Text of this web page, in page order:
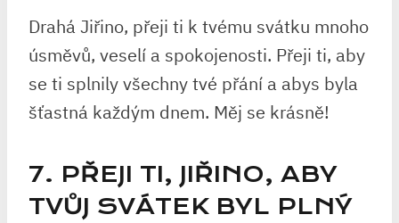
Drahá Jiřino, přeji ti k tvému svátku mnoho
úsměvů, veselí a spokojenosti. Přeji ti, aby
se ti splnily všechny tvé přání a abys byla
šťastná každým dnem. Měj se krásně!
7. PŘEJI TI, JIŘINO, ABY
TVŮJ SVÁTEK BYL PLNÝ